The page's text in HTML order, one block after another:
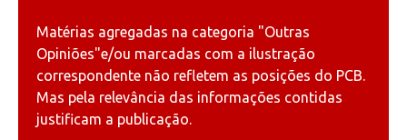
Matérias agregadas na categoria "Outras
Opiniões"e/ou marcadas com a ilustração
correspondente não refletem as posições do PCB.
Mas pela relevância das informações contidas
justificam a publicação.